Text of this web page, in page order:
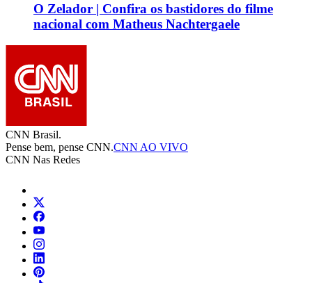
O Zelador | Confira os bastidores do filme
nacional com Matheus Nachtergaele
CNN Brasil.
Pense bem, pense CNN.CNN AO VIVO
CNN Nas Redes